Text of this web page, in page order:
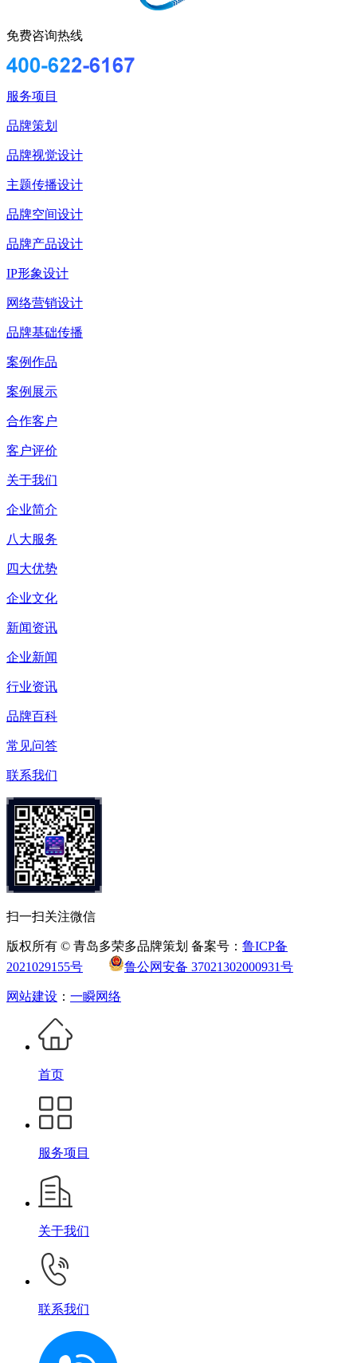
免费咨询热线
服务项目
品牌策划
品牌视觉设计
主题传播设计
品牌空间设计
品牌产品设计
IP形象设计
网络营销设计
品牌基础传播
案例作品
案例展示
合作客户
客户评价
关于我们
企业简介
八大服务
四大优势
企业文化
新闻资讯
企业新闻
行业资讯
品牌百科
常见问答
联系我们
扫一扫关注微信
版权所有 © 青岛多荣多品牌策划 备案号： 鲁ICP备
2021029155号
鲁公网安备 37021302000931号
网站建设 ： 一瞬网络
首页
服务项目
关于我们
联系我们